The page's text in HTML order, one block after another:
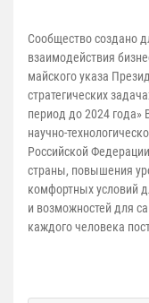
Сообщество создано
взаимодействия
майского указа
стратегических
период до 2024 года»
научно-
Российской
страны, повышения
комфортных условий
и возможностей для
каждого человека